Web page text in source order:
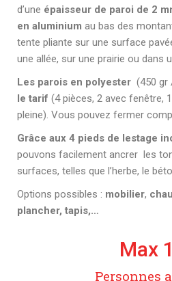
d’une épaisseur de paroi de 2
en aluminium au bas des
tente pliante sur une surface
une allée, sur une prairie ou dans
Les parois en polyester (450 gr
le tarif (4 pièces, 2 avec fenêtre,
pleine). Vous pouvez fermer
Grâce aux 4 pieds de lestage
pouvons facilement ancrer les
surfaces, telles que l’herbe, le
Options possibles : mobilier,
plancher, tapis,…
Max
Personnes